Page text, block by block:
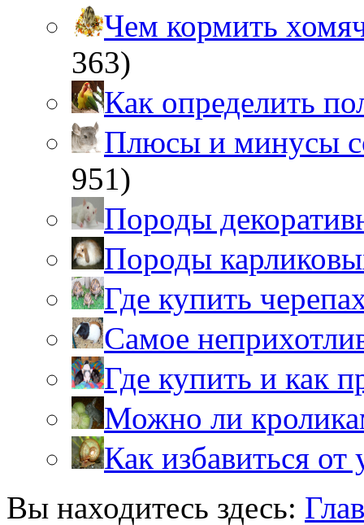
Чем кормить
363)
Как определить
Плюсы и минусы
951)
Породы
Породы
Где купить
Самое
Где купить и как
Можно ли
Как избавиться от
Вы находитесь здесь: